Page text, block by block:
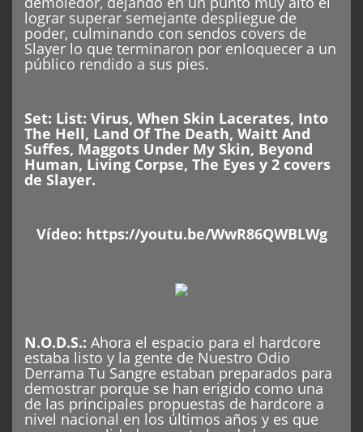
lograr superar semejante despliegue de
poder, culminando con sendos covers de
Slayer lo que terminaron por enloquecer a un
público rendido a sus pies.
Set: List: Virus, When Skin Lacerates, Into
The Hell, Land Of The Death, Waitt And
Suffes, Maggots Under My Skin, Beyond
Human, Living Corpse, The Eyes y 2 covers
de Slayer.
Vídeo: https://youtu.be/WwR86QWBLWg
N.O.D.S.: Ahora el espacio para el hardcore
estaba listo y la gente de Nuestro Odio
Derrama Tu Sangre estaban preparados para
demostrar porque se han erigido como una
de las principales propuestas de hardcore a
nivel nacional en los últimos años y es que